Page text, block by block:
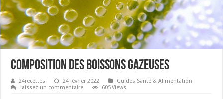
Composition des boissons gazeuses
24recettes 24 février 2022
Guides Santé & Alimentation
laissez un commentaire
605 Views